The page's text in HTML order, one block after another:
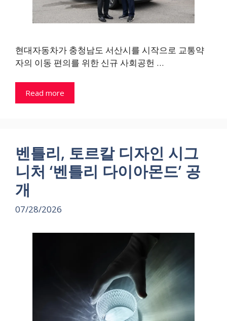
현대자동차가 충청남도 서산시를 시작으로 교통약
자의 이동 편의를 위한 신규 사회공헌 …
Read more
벤틀리, 토르칼 디자인 시그
니처 ‘벤틀리 다이아몬드’ 공
개
07/28/2026